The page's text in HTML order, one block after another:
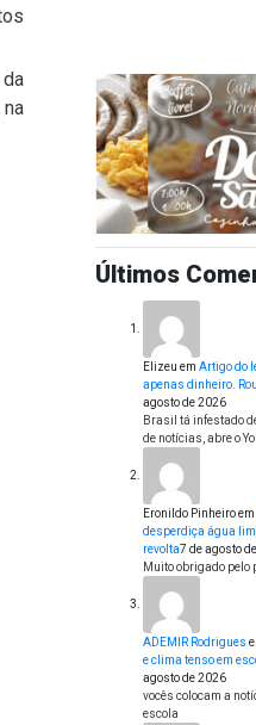
Últimos
Elizeu em Artigo do
apenas dinheiro.
agosto de 2026
Brasil tá infestado
de notícias, abre o
Eronildo Pinheiroem
desperdiça água
revolta7 de agosto
Muito obrigado pelo
ADEMIR Rodrigues
e clima tenso em
agosto de 2026
vocês colocam a
escola